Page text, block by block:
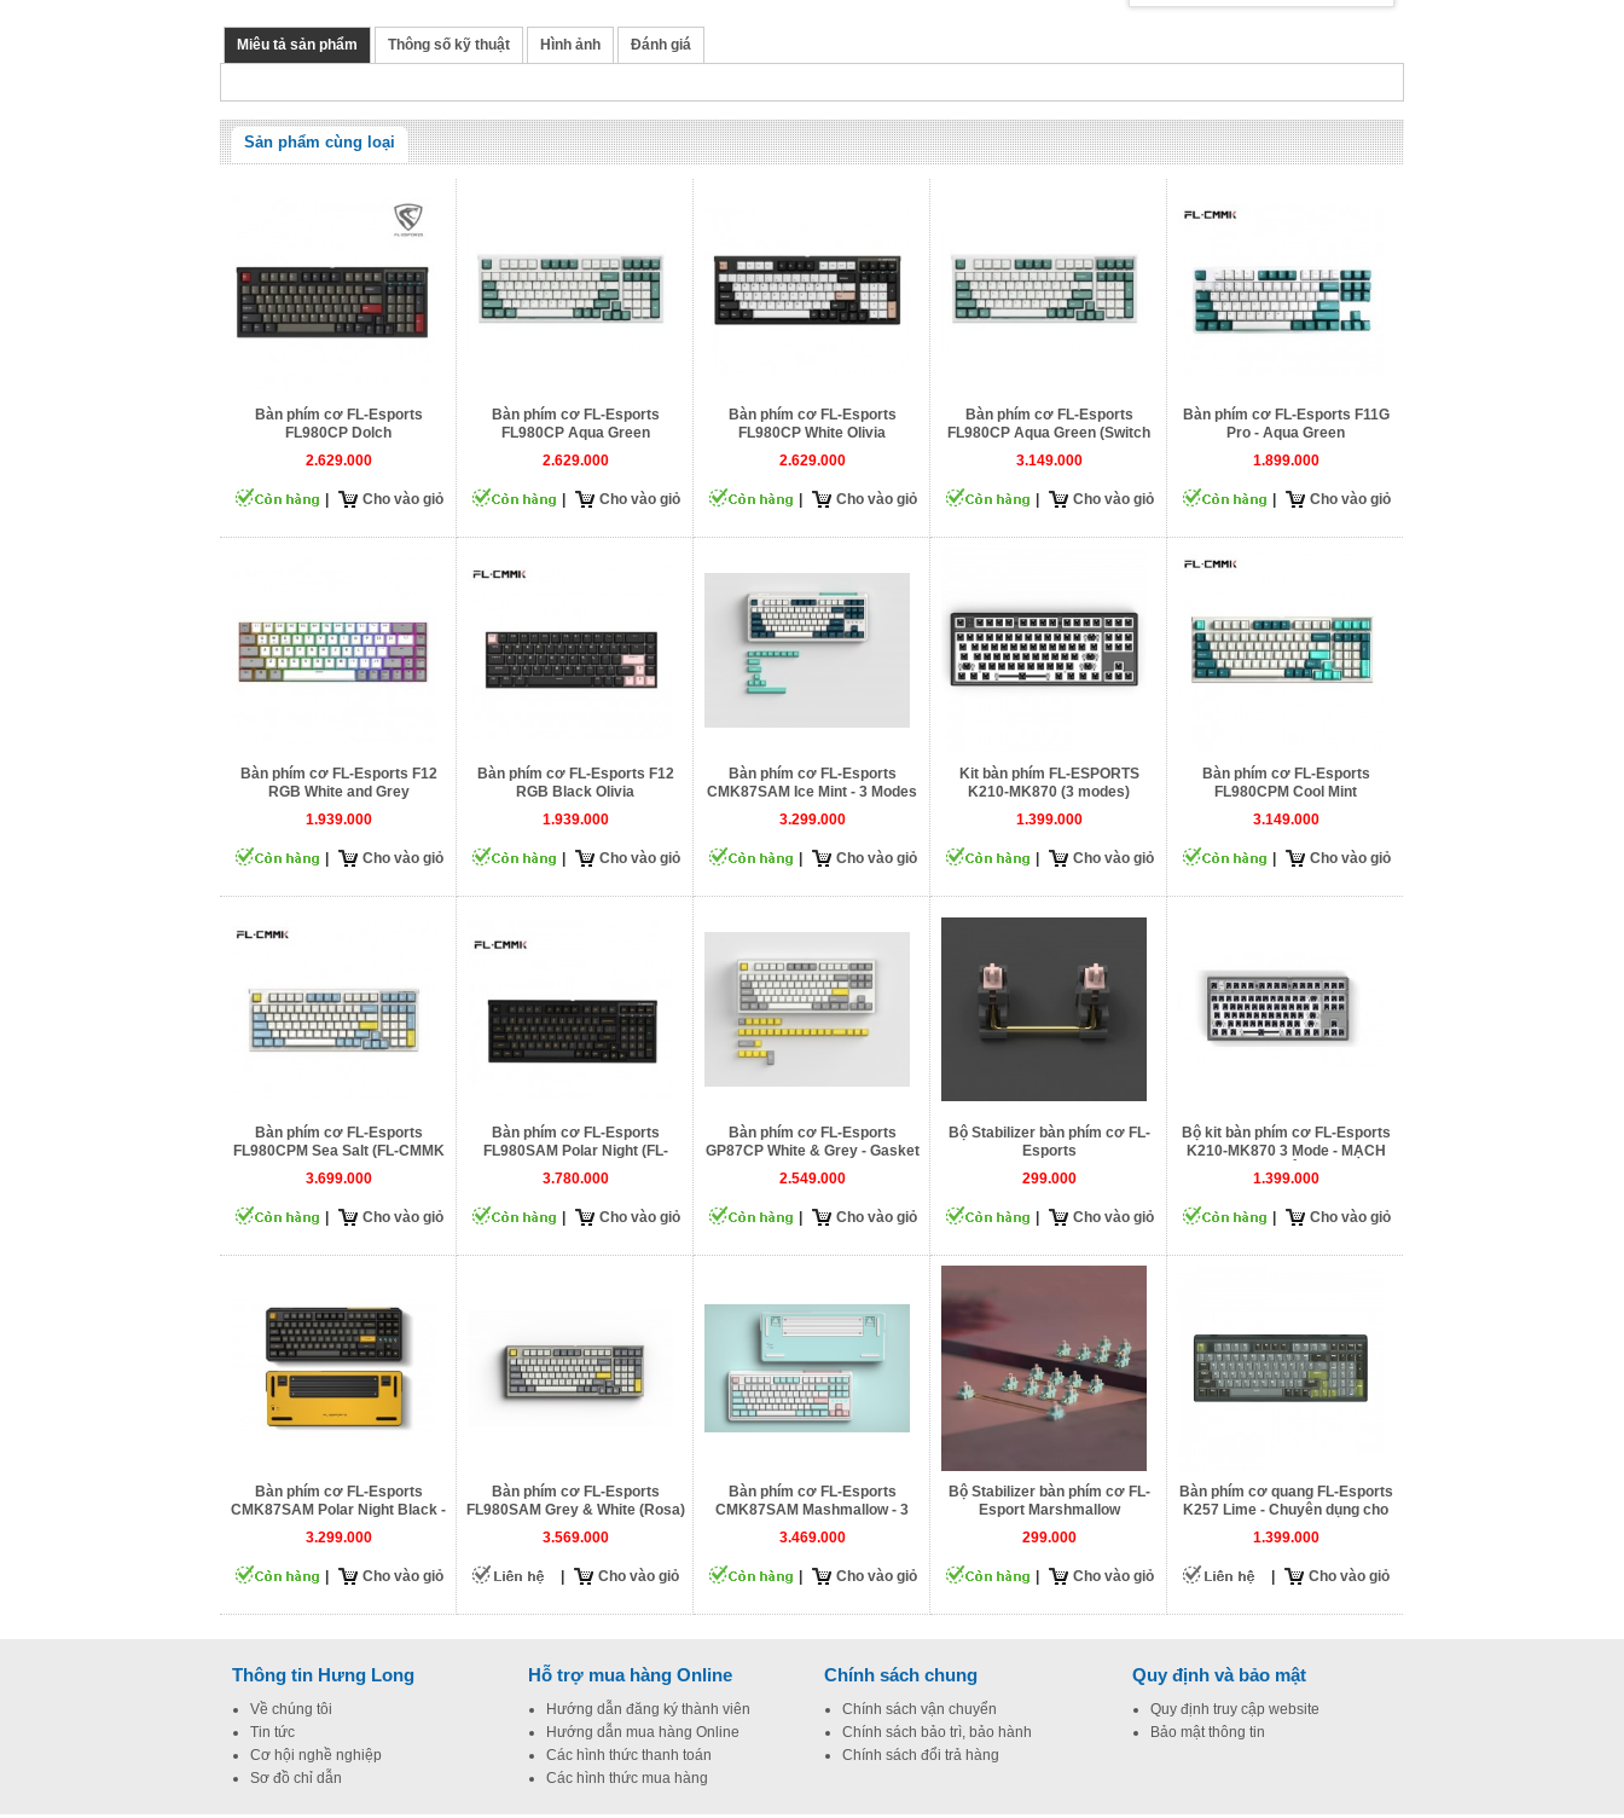
Miêu tả sản phẩm Thông số kỹ thuật Hình ảnh Đánh giá
Sản phẩm cùng loại
Bàn phím cơ FL-Esports
FL980CP Dolch
2.629.000
Cho vào giỏ
Bàn phím cơ FL-Esports
FL980CP Aqua Green
2.629.000
Cho vào giỏ
Bàn phím cơ FL-Esports
FL980CP White Olivia
2.629.000
Cho vào giỏ
Bàn phím cơ FL-Esports
FL980CP Aqua Green (Switch
Rosa)
3.149.000
Cho vào giỏ
Bàn phím cơ FL-Esports F11G
Pro - Aqua Green
1.899.000
Cho vào giỏ
Bàn phím cơ FL-Esports F12
RGB White and Grey
1.939.000
Cho vào giỏ
Bàn phím cơ FL-Esports F12
RGB Black Olivia
1.939.000
Cho vào giỏ
Bàn phím cơ FL-Esports
CMK87SAM Ice Mint - 3 Modes
3.299.000
Cho vào giỏ
Kit bàn phím FL-ESPORTS
K210-MK870 (3 modes)
1.399.000
Cho vào giỏ
Bàn phím cơ FL-Esports
FL980CPM Cool Mint
3.149.000
Cho vào giỏ
Bàn phím cơ FL-Esports
FL980CPM Sea Salt (FL-CMMK
Cercis Switch)
3.699.000
Cho vào giỏ
Bàn phím cơ FL-Esports
FL980SAM Polar Night (FL-
CMMK Cercis Switch)
3.780.000
Cho vào giỏ
Bàn phím cơ FL-Esports
GP87CP White & Grey - Gasket
Mount
2.549.000
Cho vào giỏ
Bộ Stabilizer bàn phím cơ FL-
Esports
299.000
Cho vào giỏ
Bộ kit bàn phím cơ FL-Esports
K210-MK870 3 Mode - MẠCH
XUÔI
1.399.000
Cho vào giỏ
Bàn phím cơ FL-Esports
CMK87SAM Polar Night Black -
3 Mode
3.299.000
Cho vào giỏ
Bàn phím cơ FL-Esports
FL980SAM Grey & White (Rosa)
3.569.000
Cho vào giỏ
Bàn phím cơ FL-Esports
CMK87SAM Mashmallow - 3
mode
3.469.000
Cho vào giỏ
Bộ Stabilizer bàn phím cơ FL-
Esport Marshmallow
299.000
Cho vào giỏ
Bàn phím cơ quang FL-Esports
K257 Lime - Chuyên dụng cho
Gamenet
1.399.000
Cho vào giỏ
Thông tin Hưng Long
Về chúng tôi
Tin tức
Cơ hội nghề nghiệp
Sơ đồ chỉ dẫn
Hỗ trợ mua hàng Online
Hướng dẫn đăng ký thành viên
Hướng dẫn mua hàng Online
Các hình thức thanh toán
Các hình thức mua hàng
Chính sách chung
Chính sách vận chuyển
Chính sách bảo trì, bảo hành
Chính sách đổi trả hàng
Quy định và bảo mật
Quy định truy cập website
Bảo mật thông tin